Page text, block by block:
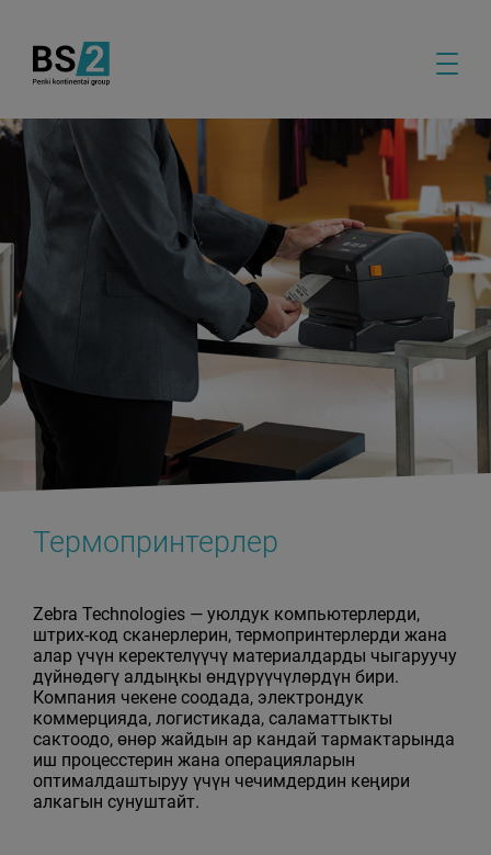
Термопринтерлер
Zebra Technologies — уюлдук компьютерлерди,
штрих-код сканерлерин, термопринтерлерди жана
алар үчүн керектелүүчү материалдарды чыгаруучу
дүйнөдөгү алдыңкы өндүрүүчүлөрдүн бири.
Компания чекене соодада, электрондук
коммерцияда, логистикада, саламаттыкты
сактоодо, өнөр жайдын ар кандай тармактарында
иш процесстерин жана операцияларын
оптималдаштыруу үчүн чечимдердин кеңири
алкагын сунуштайт.